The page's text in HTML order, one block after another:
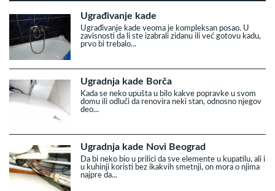
Ugrađivanje kade
Ugrađivanje kade veoma je kompleksan posao. U
zavisnosti da li ste izabrali zidanu ili već gotovu kadu,
prvo bi trebalo...
Ugradnja kade Borča
Kada se neko upušta u bilo kakve popravke u svom
domu ili odluči da renovira neki stan, odnosno njegov
deo...
Ugradnja kade Novi Beograd
Da bi neko bio u prilici da sve elemente u kupatilu, ali i
u kuhinji koristi bez ikakvih smetnji, on mora o njima
najpre da...